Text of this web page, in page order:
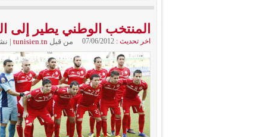
المنتخب الوطني يطير إلى
اخر تحديث : 07/06/2012 من قبلtunisien.tn
|